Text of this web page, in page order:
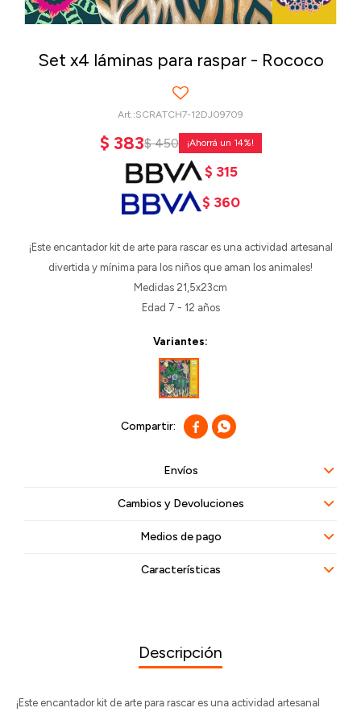
Set x4 láminas para raspar - Rococo
SCRATCH7-12DJ09709
$ 383$ 450 14
$ 315
$ 360
¡Este encantador kit de arte para rascar es una actividad artesanal
divertida y mínima para los niños que aman los animales!
Medidas 21,5x23cm
Edad 7 - 12 años
Variantes:
 
Envíos
Cambios y Devoluciones
Medios de pago
Características
Descripción
¡Este encantador kit de arte para rascar es una actividad artesanal